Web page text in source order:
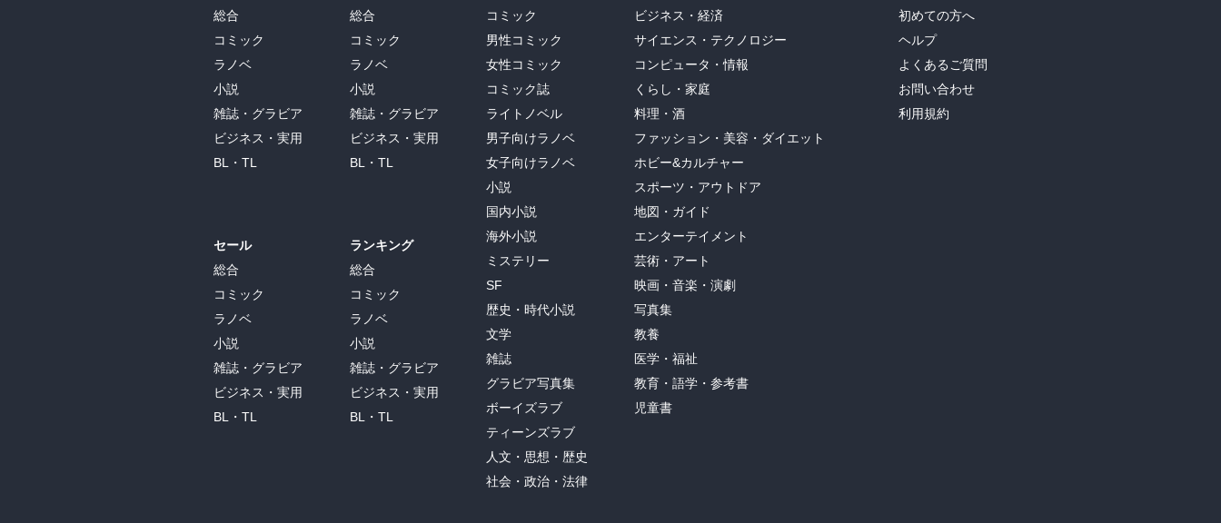
総合
コミック
ラノベ
小説
雑誌・グラビア
ビジネス・実用
BL・TL
セール
総合
コミック
ラノベ
小説
雑誌・グラビア
ビジネス・実用
BL・TL
総合
コミック
ラノベ
小説
雑誌・グラビア
ビジネス・実用
BL・TL
ランキング
総合
コミック
ラノベ
小説
雑誌・グラビア
ビジネス・実用
BL・TL
コミック
男性コミック
女性コミック
コミック誌
ライトノベル
男子向けラノベ
女子向けラノベ
小説
国内小説
海外小説
ミステリー
SF
歴史・時代小説
文学
雑誌
グラビア写真集
ボーイズラブ
ティーンズラブ
人文・思想・歴史
社会・政治・法律
ビジネス・経済
サイエンス・テクノロジー
コンピュータ・情報
くらし・家庭
料理・酒
ファッション・美容・ダイエット
ホビー&カルチャー
スポーツ・アウトドア
地図・ガイド
エンターテイメント
芸術・アート
映画・音楽・演劇
写真集
教養
医学・福祉
教育・語学・参考書
児童書
初めての方へ
ヘルプ
よくあるご質問
お問い合わせ
利用規約